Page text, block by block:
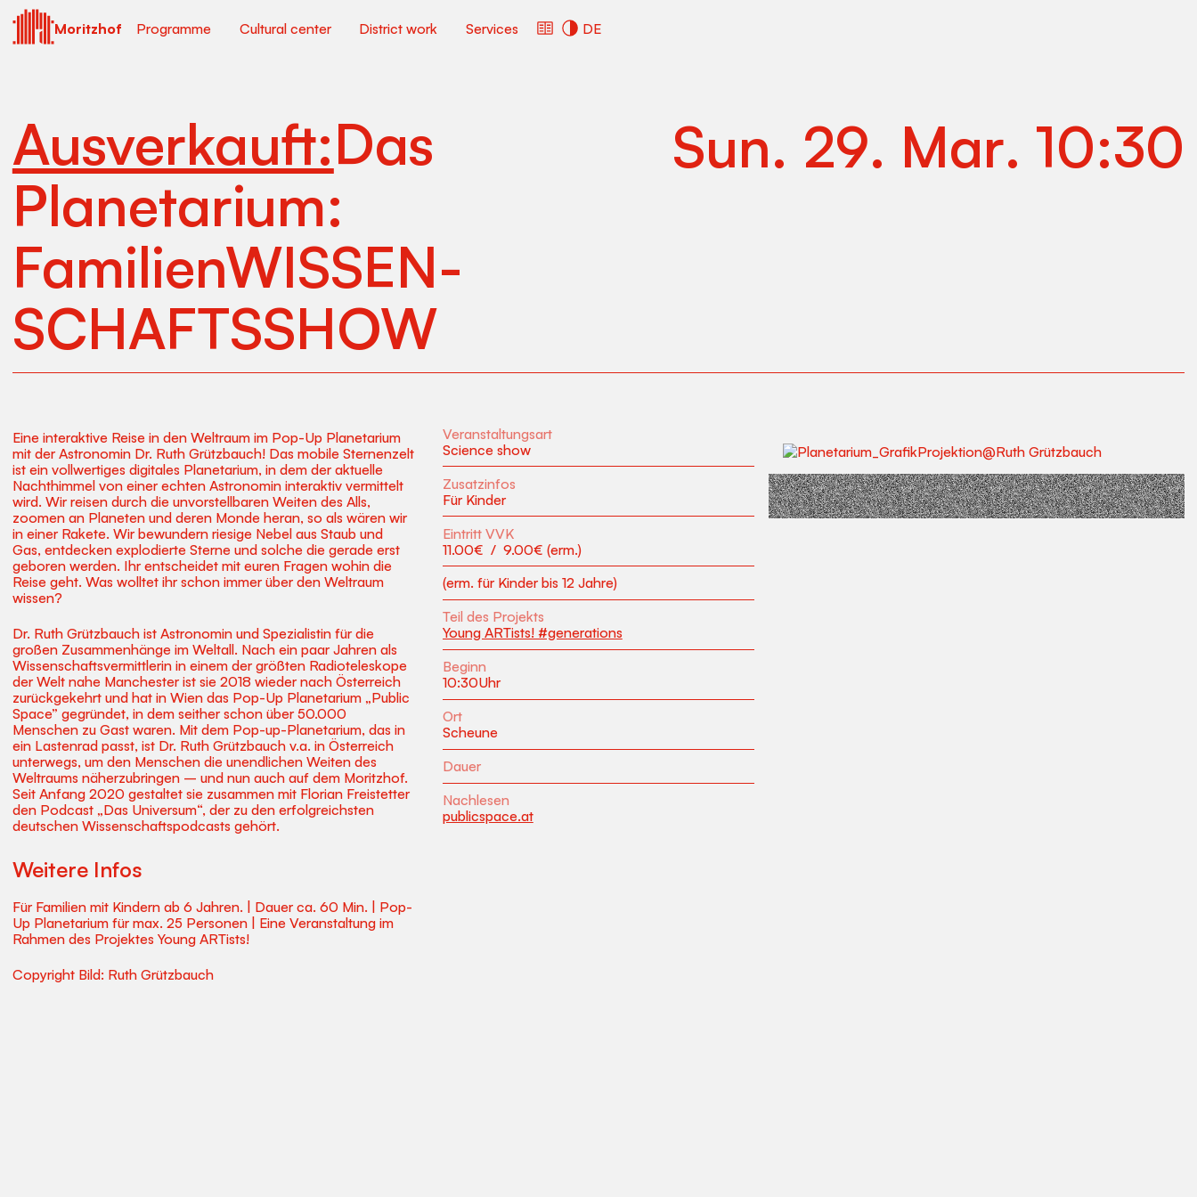
Moritzhof Programme Cultural center District work Services DE
Ausverkauft:Das
Planetarium:
Familien­­WISSEN­­
SCHAFTS­­SHOW
Sun. 29. Mar. 10:30
Eine interaktive Reise in den Weltraum im Pop-Up Planetarium
mit der Astronomin Dr. Ruth Grützbauch! Das mobile Sternenzelt
ist ein vollwertiges digitales Planetarium, in dem der aktuelle
Nachthimmel von einer echten Astronomin interaktiv vermittelt
wird. Wir reisen durch die unvorstellbaren Weiten des Alls,
zoomen an Planeten und deren Monde heran, so als wären wir
in einer Rakete. Wir bewundern riesige Nebel aus Staub und
Gas, entdecken explodierte Sterne und solche die gerade erst
geboren werden. Ihr entscheidet mit euren Fragen wohin die
Reise geht. Was wolltet ihr schon immer über den Weltraum
wissen?
Dr. Ruth Grützbauch ist Astronomin und Spezialistin für die
großen Zusammenhänge im Weltall. Nach ein paar Jahren als
Wissenschaftsvermittlerin in einem der größten Radioteleskope
der Welt nahe Manchester ist sie 2018 wieder nach Österreich
zurückgekehrt und hat in Wien das Pop-Up Planetarium „Public
Space” gegründet, in dem seither schon über 50.000
Menschen zu Gast waren. Mit dem Pop-up-Planetarium, das in
ein Lastenrad passt, ist Dr. Ruth Grützbauch v.a. in Österreich
unterwegs, um den Menschen die unendlichen Weiten des
Weltraums näherzubringen – und nun auch auf dem Moritzhof.
Seit Anfang 2020 gestaltet sie zusammen mit Florian Freistetter
den Podcast „Das Universum“, der zu den erfolgreichsten
deutschen Wissenschaftspodcasts gehört.
Weitere Infos
Für Familien mit Kindern ab 6 Jahren. | Dauer ca. 60 Min. | Pop-
Up Planetarium für max. 25 Personen | Eine Veranstaltung im
Rahmen des Projektes Young ARTists!
Copyright Bild: Ruth Grützbauch
Veranstaltungsart
Science show
Zusatzinfos
Für Kinder
Eintritt VVK
11.00€ / 9.00€ (erm.)
(erm. für Kinder bis 12 Jahre)
Teil des Projekts
Young ARTists! #generations
Beginn
10:30Uhr
Ort
Scheune
Dauer
Nachlesen
publicspace.at